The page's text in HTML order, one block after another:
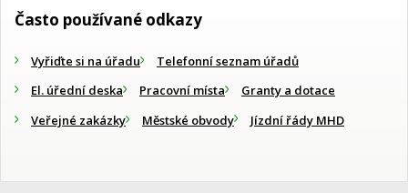
Často používané odkazy
Vyřiďte si na úřadu
Telefonní seznam úřadů
El. úřední deska
Pracovní místa
Granty a dotace
Veřejné zakázky
Městské obvody Jízdní řády MHD